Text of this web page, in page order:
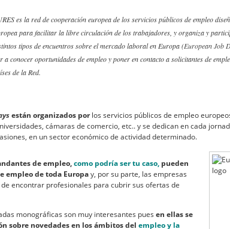
es la red de cooperación europea de los servicios públicos de empleo
para facilitar la libre circulación de los trabajadores, y organiza y
tipos de encuentros sobre el mercado laboral en Europa (European Job
a conocer oportunidades de empleo y poner en contacto a solicitantes de
de la Red.
están organizados porlos servicios públicos de empleo
cámaras de comercio, etc.. y se dedican en cada
en un sector económico de actividad determinado.
de empleo,como podría ser tu caso, pueden
empleo de toda Europay, por su parte, las empresas
encontrar profesionales para cubrir sus ofertas de
monográficas son muy interesantes pues en ellas se
sobre novedades en los ámbitos del empleo y la